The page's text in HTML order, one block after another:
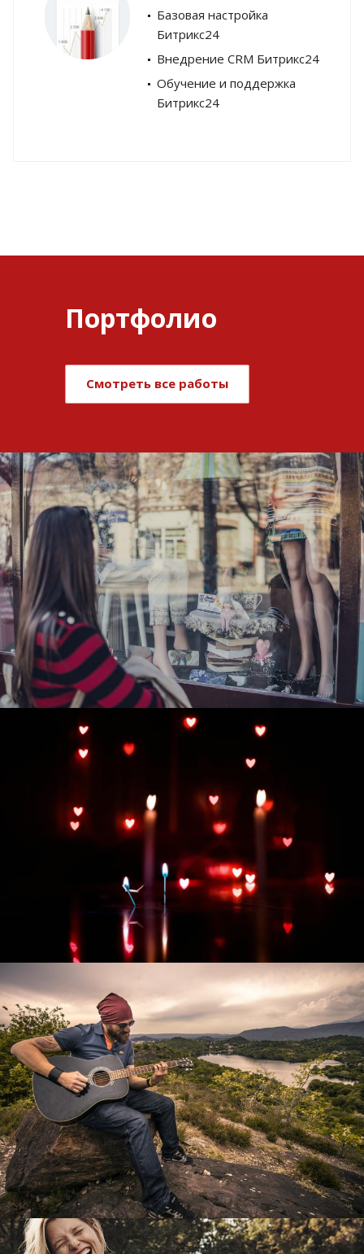
Базовая настройка
Битрикс24
Внедрение CRM Битрикс24
Обучение и поддержка
Битрикс24
Портфолио
Смотреть все работы
Развитие и поддержка интернет-
витрины StepClub
Смотреть проект
Развитие интернет-магазина "Всё для
праздника"
Смотреть проект
Перевод интернет-магазина
Guitaramania.ru на 1С-Битрикс
Смотреть проект